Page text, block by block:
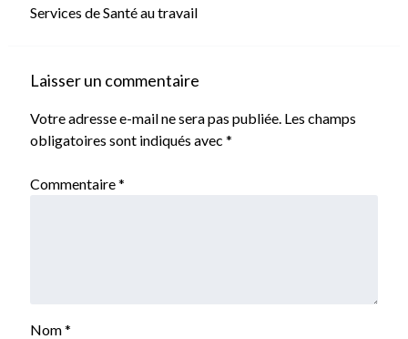
Services de Santé au travail
Laisser un commentaire
Votre adresse e-mail ne sera pas publiée. Les champs
obligatoires sont indiqués avec *
Commentaire*
Nom*